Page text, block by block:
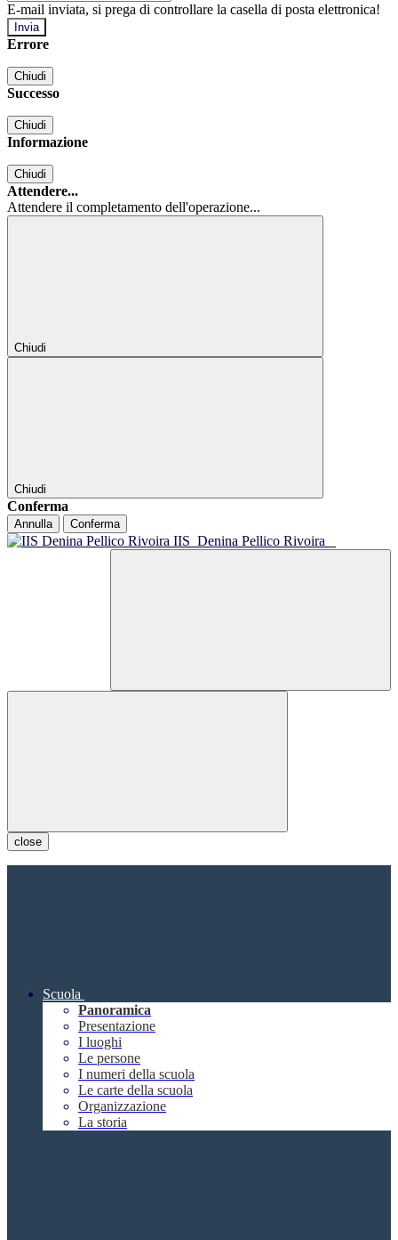
E-mail inviata, si prega di controllare la casella di posta elettronica!
Errore
Chiudi
Successo
Chiudi
Informazione
Chiudi
Attendere...
Attendere il completamento dell'operazione...
Chiudi
Chiudi
Conferma
Annulla Conferma
IIS Denina Pellico Rivoira
close
Scuola
Panoramica
Presentazione
I luoghi
Le persone
I numeri della scuola
Le carte della scuola
Organizzazione
La storia